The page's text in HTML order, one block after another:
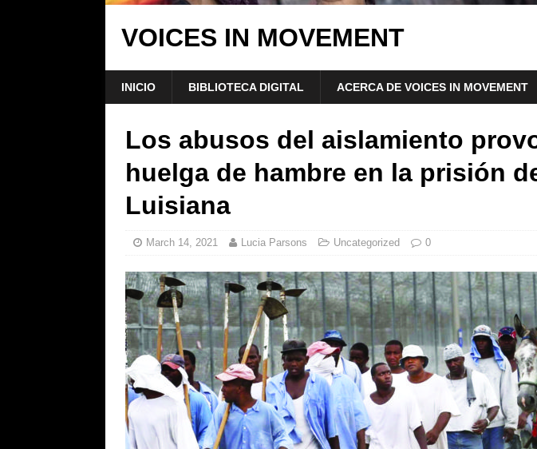
VOICES IN MOVEMENT
INICIO BIBLIOTECA DIGITAL ACERCA DE VOICES IN MOVEMENT
Los abusos del aislamiento
huelga de hambre en la prisión
Luisiana
March 14, 2021 Lucia Parsons Uncategorized 0